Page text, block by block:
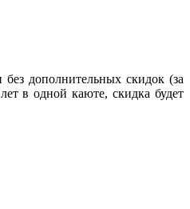
дополнительных скидок (за
в одной каюте, скидка будет